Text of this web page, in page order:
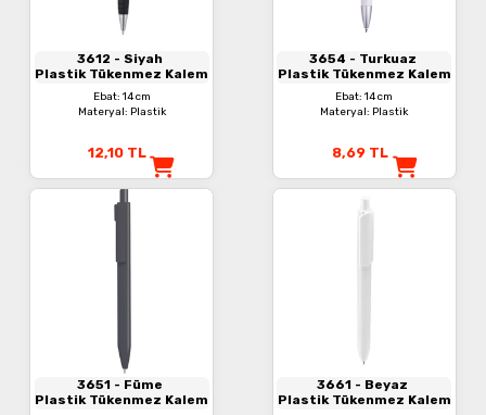
3612 - Siyah
Plastik Tükenmez Kalem
Ebat: 14 cm
Materyal: Plastik
12,10 TL
3654 - Turkuaz
Plastik Tükenmez Kalem
Ebat: 14 cm
Materyal: Plastik
8,69 TL
3651 - Füme
Plastik Tükenmez Kalem
3661 - Beyaz
Plastik Tükenmez Kalem